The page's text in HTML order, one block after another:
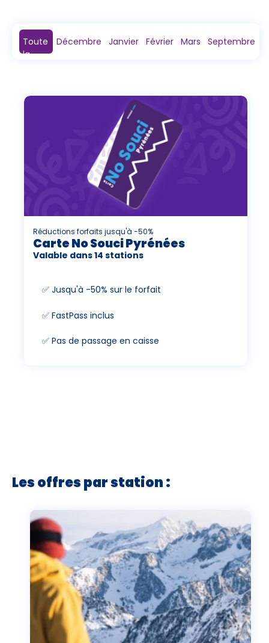
Toute
la
Décembre Janvier Février Mars Septembre
Réductions forfaits jusqu'à -50%
Carte No Souci Pyrénées
Valable dans 14 stations
✅ Jusqu'à -50% sur le forfait
✅ FastPass inclus
✅ Pas de passage en caisse
Les offres par station :